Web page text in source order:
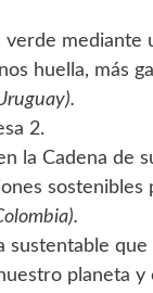
verde mediante
huella, más
2.
la Cadena de
sostenibles
sustentable
planeta y